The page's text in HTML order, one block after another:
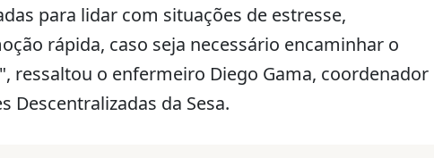
para lidar com situações de estresse,
rápida, caso seja necessário encaminhar o
ressaltou o enfermeiro Diego Gama, coordenador
Descentralizadas da Sesa.